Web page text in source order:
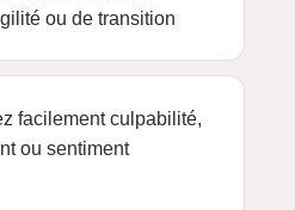
ou de transition
facilement culpabilité,
ou sentiment